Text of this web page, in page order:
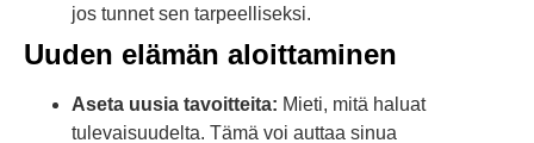
jos tunnet sen tarpeelliseksi.
Uuden elämän aloittaminen
Aseta uusia tavoitteita: Mieti, mitä haluat
tulevaisuudelta. Tämä voi auttaa sinua